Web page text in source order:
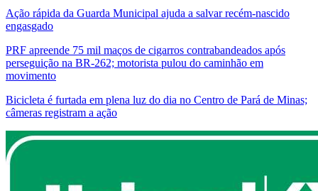
Ação rápida da Guarda Municipal ajuda a salvar recém-nascido
engasgado
PRF apreende 75 mil maços de cigarros contrabandeados após
perseguição na BR-262; motorista pulou do caminhão em
movimento
Bicicleta é furtada em plena luz do dia no Centro de Pará de Minas;
câmeras registram a ação